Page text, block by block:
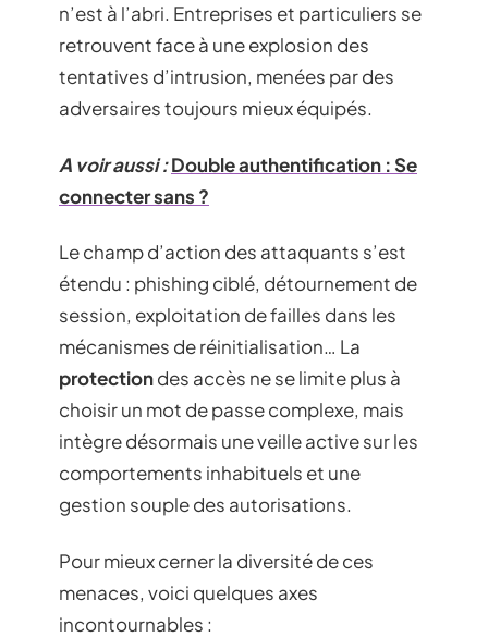
n’est à l’abri. Entreprises et particuliers se
retrouvent face à une explosion des
tentatives d’intrusion, menées par des
adversaires toujours mieux équipés.
A voir aussi :Double authentification : Se
connecter sans ?
Le champ d’action des attaquants s’est
étendu : phishing ciblé, détournement de
session, exploitation de failles dans les
mécanismes de réinitialisation… La
protectiondes accès ne se limite plus à
choisir un mot de passe complexe, mais
intègre désormais une veille active sur les
comportements inhabituels et une
gestion souple des autorisations.
Pour mieux cerner la diversité de ces
menaces, voici quelques axes
incontournables :